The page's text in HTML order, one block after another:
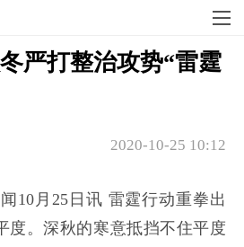
严打整治攻势“雷霆
2020-10-25 10:12
10月25日讯 雷霆行动重拳出
度。深秋的寒意抵挡不住平度